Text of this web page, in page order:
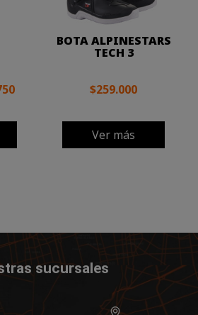
BOTA ALPINESTARS
TECH 3
$259.000
Ver más
sucursales